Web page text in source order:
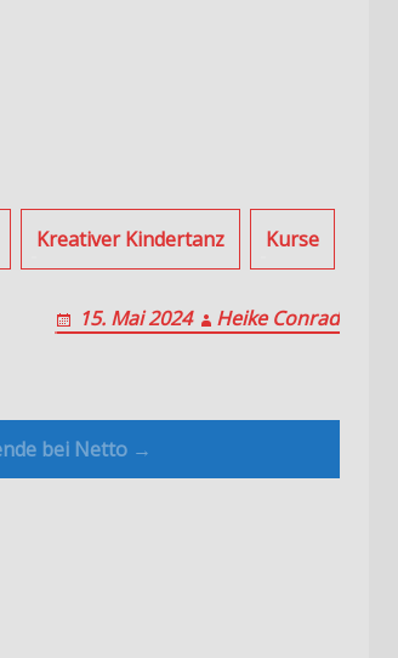
Kreativer Kindertanz Kurse
15. Mai 2024 Heike Conrad
bei Netto →